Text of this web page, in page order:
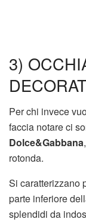
3)
Per chi invece
faccia notare ci
Dolce&Gabbana
rotonda.
Si caratterizzano
parte inferiore
splendidi da